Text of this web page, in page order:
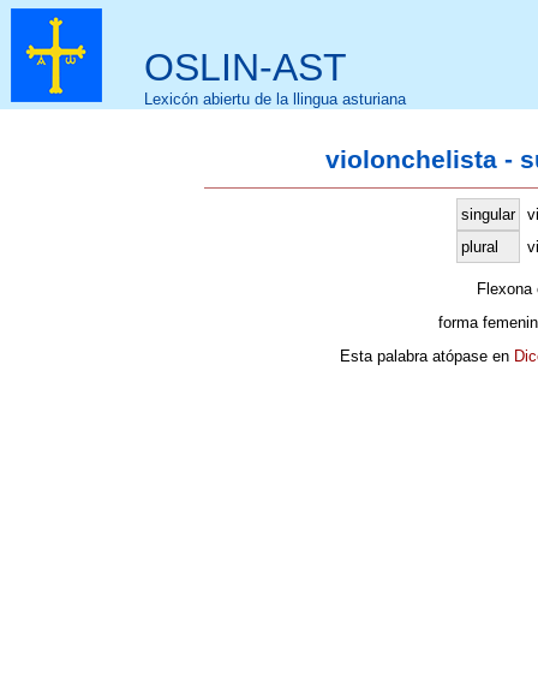
OSLIN-AST
Lexicón abiertu de la llingua asturiana
violonchelista -
singular
plural
forma
Esta palabra atópase en